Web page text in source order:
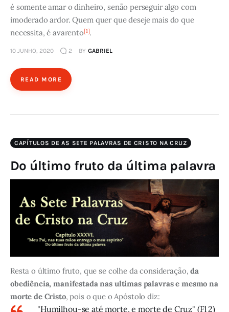
é somente amar o dinheiro, senão perseguir algo com
imoderado ardor. Quem quer que deseje mais do que
necessita, é avarento[1].
10 JUNHO, 2020 2 BY GABRIEL
READ MORE
CAPÍTULOS DE AS SETE PALAVRAS DE CRISTO NA CRUZ
Do último fruto da última palavra
Resta o último fruto, que se colhe da consideração,da
obediência, manifestada nas ultimas palavras e mesmo na
morte de Cristo, pois o que o Apóstolo diz:
"Humilhou-se até morte, e morte de Cruz" (Fl 2)